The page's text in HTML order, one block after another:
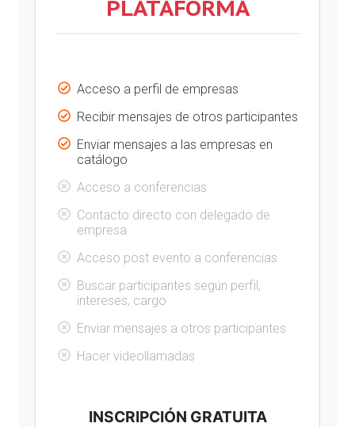
PLATAFORMA
Acceso a perfil de empresas
Recibir mensajes de otros participantes
Enviar mensajes a las empresas en
catálogo
Acceso a conferencias
Contacto directo con delegado de
empresa
Acceso post evento a conferencias
Buscar participantes según perfil,
intereses, cargo
Enviar mensajes a otros participantes
Hacer videollamadas
INSCRIPCIÓN GRATUITA